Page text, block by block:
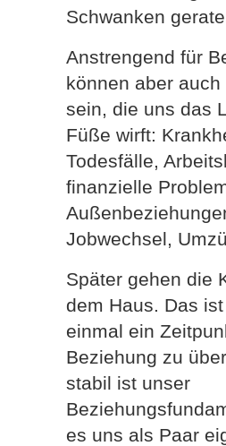
Schwanken
Anstrengend für
können aber
sein, die uns das
Füße wirft:
Todesfälle,
finanzielle
Jobwechsel,
Später gehen die
dem Haus. Das
einmal ein
Beziehung zu
stabil ist unser
es uns als Paar